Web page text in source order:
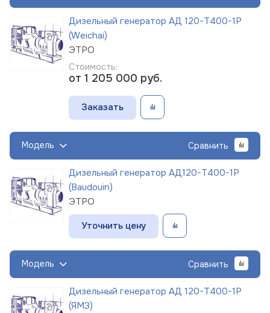
Дизельный генератор АД 120-Т400-1Р
(Weichai)
ЭТРО
Стоимость:
от 1 205 000 руб.
Заказать
Модель Сравнить
Дизельный генератор АД120-Т400-1Р
(Baudouin)
ЭТРО
Уточнить цену
Модель Сравнить
Дизельный генератор АД 120-Т400-1Р
(ЯМЗ)